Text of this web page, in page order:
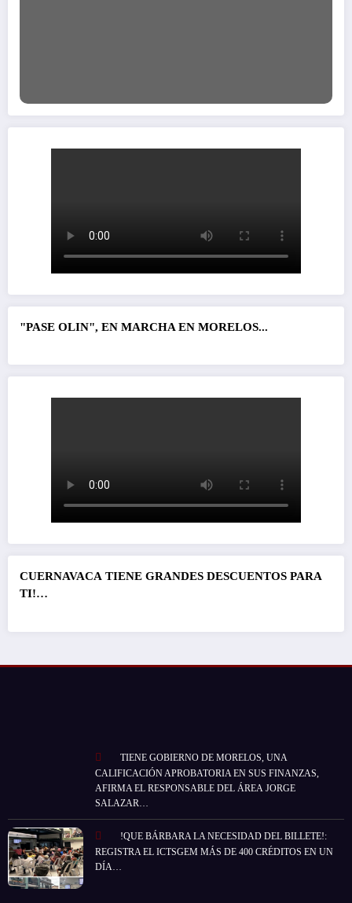
"PASE OLIN", EN MARCHA EN MORELOS...
CUERNAVACA TIENE GRANDES DESCUENTOS PARA
TI!…
TIENE GOBIERNO DE MORELOS, UNA
CALIFICACIÓN APROBATORIA EN SUS FINANZAS,
AFIRMA EL RESPONSABLE DEL ÁREA JORGE
SALAZAR…
!QUE BÁRBARA LA NECESIDAD DEL BILLETE!:
REGISTRA EL ICTSGEM MÁS DE 400 CRÉDITOS EN UN
DÍA…